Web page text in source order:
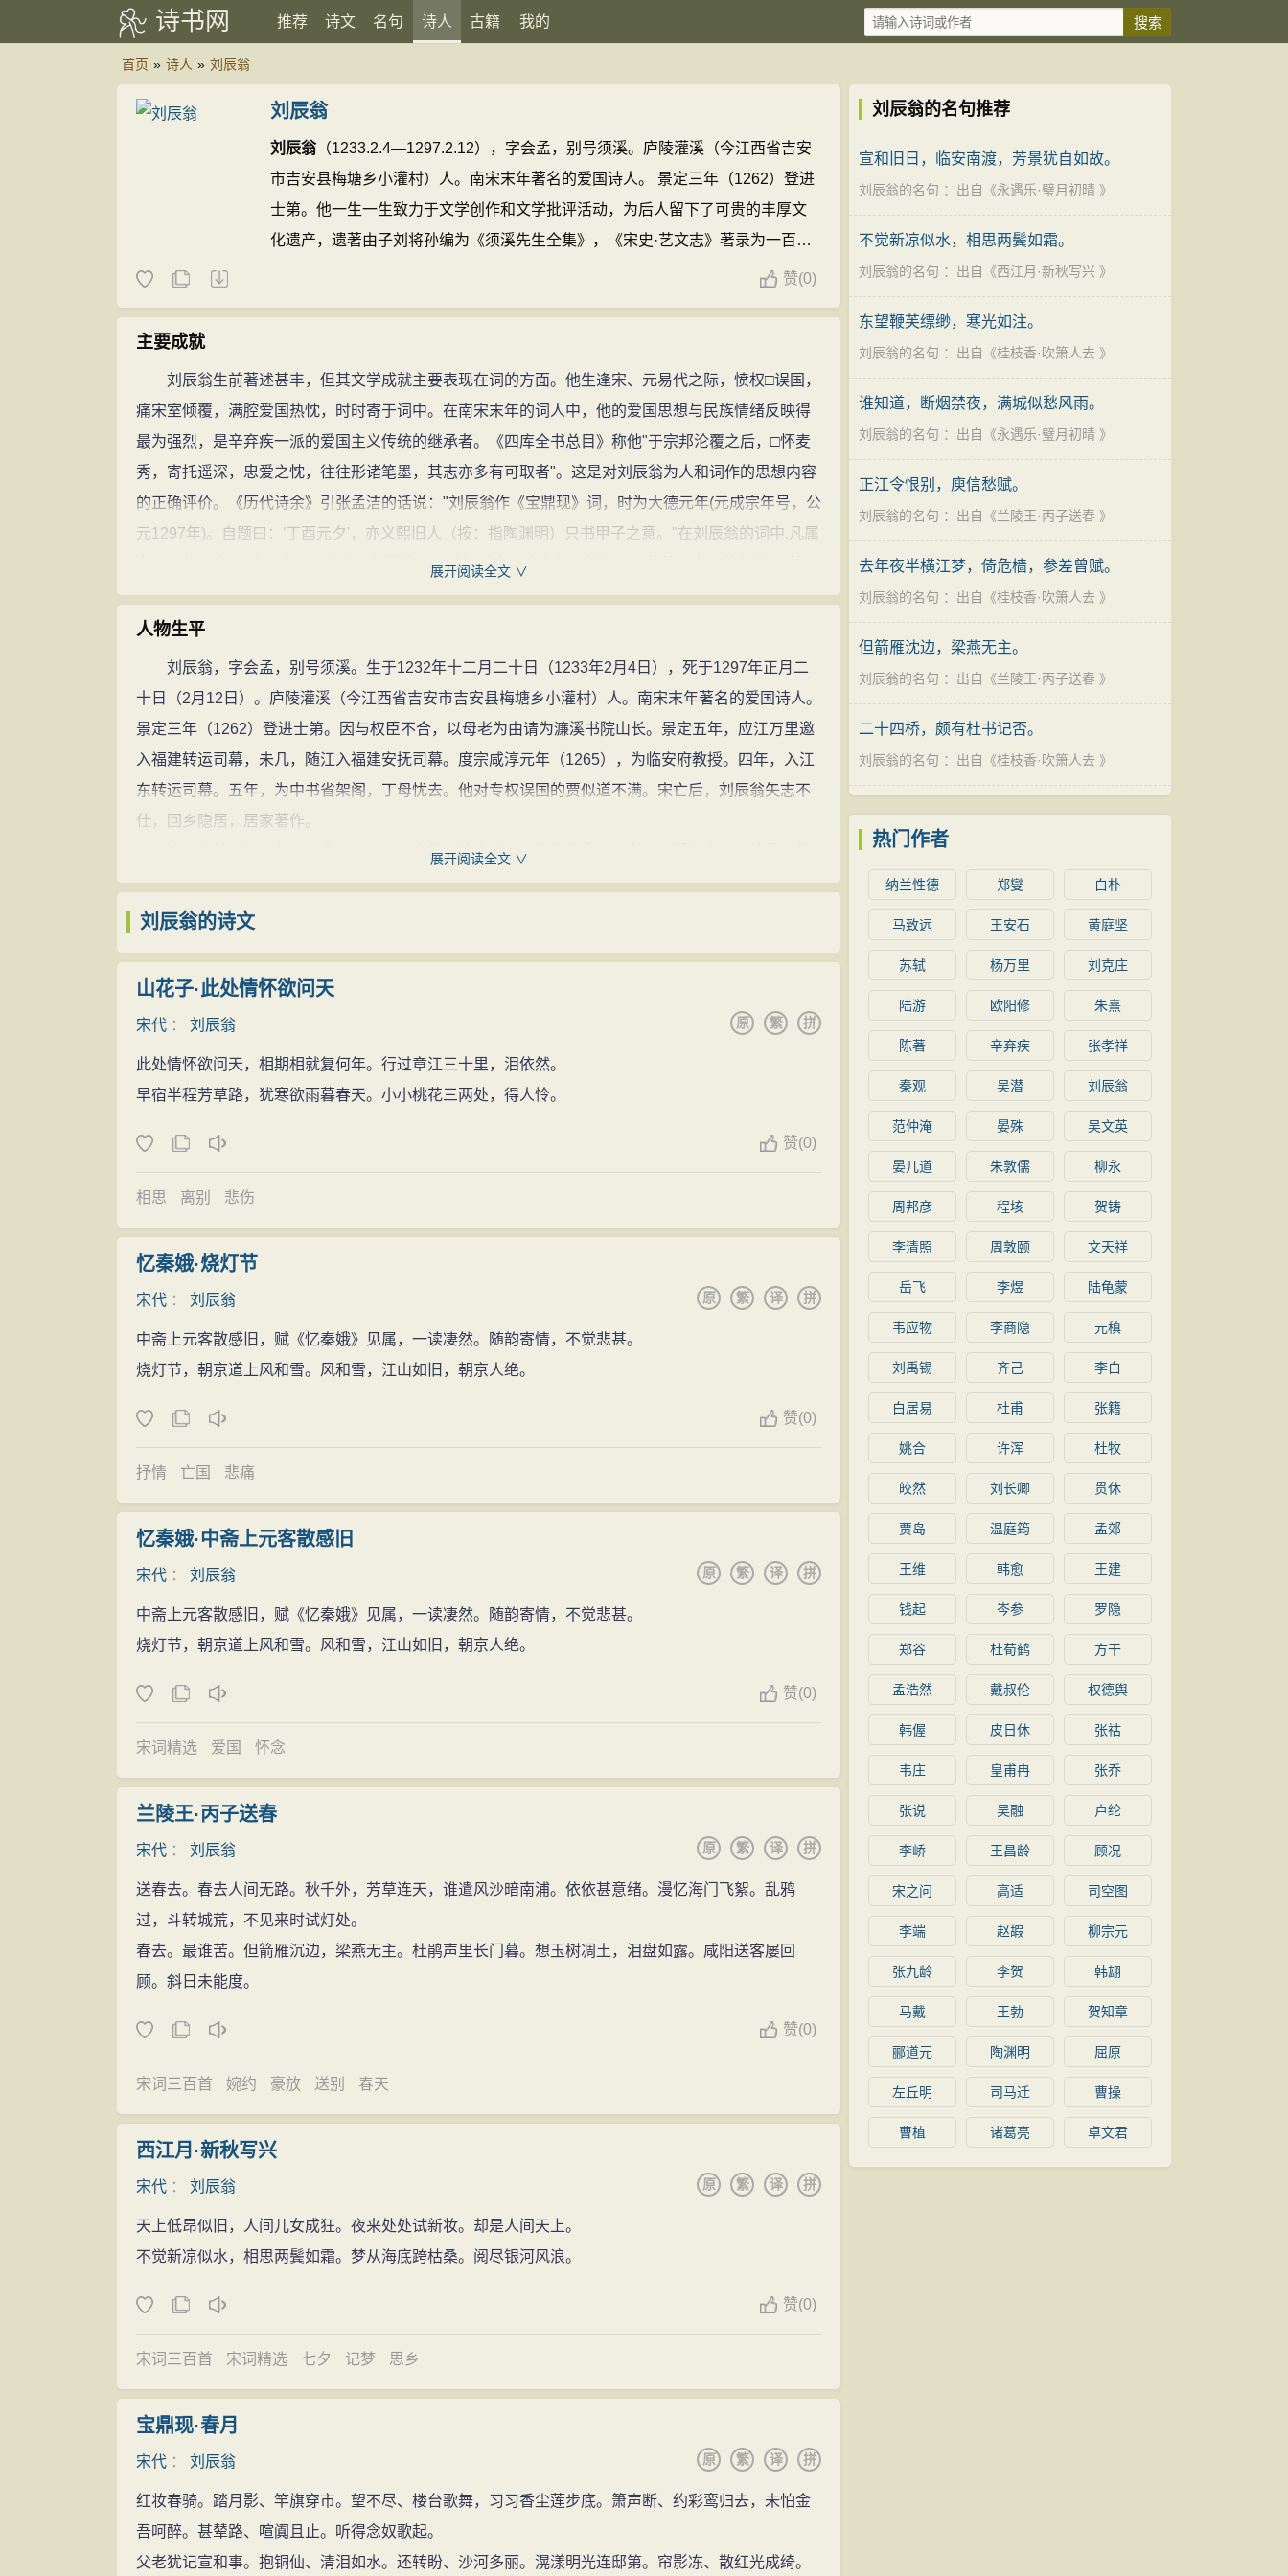
诗书网 推荐 诗文 名句 诗人 古籍 我的
首页 » 诗人 » 刘辰翁
刘辰翁
刘辰翁（1233.2.4—1297.2.12），字会孟，别号须溪。庐陵灌溪（今江西省吉安
市吉安县梅塘乡小灌村）人。南宋末年著名的爱国诗人。 景定三年（1262）登进
士第。他一生一生致力于文学创作和文学批评活动，为后人留下了可贵的丰厚文
化遗产，遗著由子刘将孙编为《须溪先生全集》，《宋史·艺文志》著录为一百
赞(0)
主要成就
刘辰翁生前著述甚丰，但其文学成就主要表现在词的方面。他生逢宋、元易代之际，愤权□误国，
痛宋室倾覆，满腔爱国热忱，时时寄于词中。在南宋末年的词人中，他的爱国思想与民族情绪反映得
最为强烈，是辛弃疾一派的爱国主义传统的继承者。《四库全书总目》称他"于宗邦沦覆之后，□怀麦
秀，寄托遥深，忠爱之忱，往往形诸笔墨，其志亦多有可取者"。这是对刘辰翁为人和词作的思想内容
的正确评价。《历代诗余》引张孟洁的话说："刘辰翁作《宝鼎现》词，时为大德元年(元成宗年号，公
元1297年)。自题曰：'丁酉元夕'，亦义熙旧人（按：指陶渊明）只书甲子之意。"在刘辰翁的词中,凡属
书甲子的词,都是暗示自己不承认元朝的统治，感怀时事、追念故国的作品。他的最有价值的作品,就是
这些感怀时事的爱国词。还在南宋亡国之前,他的某些词就强烈地反映了当时的社会现实。如〔六州歌
头〕一阕，题为《乙亥二月，贾平章似道督师至太平州鲁港,未见敌,鸣锣而溃。后半月闻报，赋此》。
这首词是就恭帝德□元年(1275)贾似道丧师败绩之事，直接抨击当时的腐败政治，对□臣误国表示了极
度的痛恨。尽管国事已不可收拾，他仍怀有报国杀敌的壮志，如〔念奴娇〕写道："吾年如此，更梦
里，犹作狼居胥意。"但他更多的爱国词则是写于宋亡之后，结合自己"乱后飘零独在"(〔临江仙〕)的
身世，抒发对故国、故土的眷念与哀思。如作于德□二年(1276)暮春的〔兰陵王〕《丙子送春》即是沉
痛悼惜当年二月临安陷落，宗社沦亡的佳作。此词通篇采用象征手法，用"春去"暗喻南宋的灭亡。清
人陈廷焯指出，此词"题是'送春'，词是悲宋，曲折说来，有多少眼泪"（《白雨斋词话》）。由于写得
阳，反复写伤春、送春，追和刘过的〔唐多令〕《重过武昌》至七首之多，这些都不是伤春悲秋的滥
调，而是深切地表达了作者眷恋故国故土的愁怀。如〔永遇乐〕词，小序云:"余自乙亥上元诵李易安
〔永遇乐〕,为之涕下。今三年矣。每闻此词，辄不自堪，遂依其声，又□之易安自喻。虽辞情不及，
而悲苦过之。"词中写李清照怀念"宣和旧日",但尚及"临安南渡，芳景犹自如故",而他所面临的却是"江
南无路"、"春事谁主"的亡国之境了。因而此词较之李清照词，的确"悲苦过之"。又如题作《春感》的
〔柳梢青〕，通过对故都美丽风光的追恋和对眼前"笛里番腔，街头戏鼓"的憎恶，表达了与〔永遇
刘辰翁词不同于其他南宋遗民的一味掩抑低徊、凄凄切切，而是表现出一种英雄失路的悲壮感
流于隐晦，也不假手雕琢，真挚自然，流畅生动，因而格外具有感人的力量。他的词能于沉痛悲苦中
透发出激越豪壮之气，如〔霜天晓角〕中的"老来无复味,老来无复泪",〔莺啼序〕中的"我狂最喜高歌
去,但高歌不是番腔底",〔忆秦娥〕中的"百年短短兴亡别，与君犹对当时月。当时月，照人烛泪，照人
梅发"等等。所以况周颐说："须溪词风格遒上似稼轩，情辞跌宕似遗山。有时意笔俱化，纯任天倪，
意态略似坡公。"（《蕙风词话》）
刘辰翁的诗文则"专以奇怪磊落为宗，务在艰涩其词，甚或至于不可句读"（《四库全书总
芳菲；无因化作千蝴蝶，西蜀东吴款款归",稍具情韵,兼含寄托。他在《陈生诗序》中曾认为诗歌题材
称名家"（《须溪集》），但自己却没能做到。他又是一位文学评论家，批点评选古人诗文有10种之
多。评点王维、杜甫、陆游等人的作品，时有中肯之处。但他喜欢标新立异，常常失之尖刻和琐屑。
尤其评杜诗每每舍其大而求其细。对同时代人汪元量的诗作，亦有批点评选。
有《须溪集》 100卷，久佚。清修《四库全书》时，采辑《永乐大典》所录记、序、杂考、诗、
词等作，厘为10卷。仍以《须溪集》为名。其8卷、9卷、10卷收词，约 350来首。有《豫章丛书》
本。朱孝臧《□村丛书》有《须溪词》1卷，补遗1卷。
展开阅读全文 ∨
人物生平
刘辰翁，字会孟，别号须溪。生于1232年十二月二十日（1233年2月4日），死于1297年正月二
十日（2月12日）。庐陵灌溪（今江西省吉安市吉安县梅塘乡小灌村）人。南宋末年著名的爱国诗人。
景定三年（1262）登进士第。因与权臣不合，以母老为由请为濂溪书院山长。景定五年，应江万里邀
入福建转运司幕，未几，随江入福建安抚司幕。度宗咸淳元年（1265），为临安府教授。四年，入江
东转运司幕。五年，为中书省架阁，丁母忧去。他对专权误国的贾似道不满。宋亡后，刘辰翁矢志不
仕，回乡隐居，居家著作。
清四库馆臣据《永乐大典》《天下同文集》等书所录，辑为十卷，另有《须溪先生四景诗集》传
世。《新元史》卷二三七、《宋季忠义录》卷一六有传。存词300余首。其现存作品大致情况是：文
249篇，诗205篇，词358篇，计812篇，数量仅为《须溪先生全集》的十分之一左右。
放风格，受苏东坡、辛弃疾的影响很深。辰翁的词对苏辛词派既是发扬又有创新，兼熔苏辛，扬其之
的影响。
刘辰翁还是一个著名的文学批评家。他一生勤于批点，所掇点者为：《班马异同评》三十五卷、
《校点韦苏州集》十卷、《批点孟浩然集》三卷、《批点选注杜工部》二十二卷、《评点唐王丞集》
七《哭须溪墓》，元成宗大德元年卒。
展开阅读全文 ∨
刘辰翁的诗文
山花子·此处情怀欲问天
宋代 ： 刘辰翁 拼
繁
原
此处情怀欲问天，相期相就复何年。行过章江三十里，泪依然。
早宿半程芳草路，犹寒欲雨暮春天。小小桃花三两处，得人怜。
赞(0)
相思 离别 悲伤
忆秦娥·烧灯节
宋代 ： 刘辰翁 拼
译
繁
原
中斋上元客散感旧，赋《忆秦娥》见属，一读凄然。随韵寄情，不觉悲甚。
烧灯节，朝京道上风和雪。风和雪，江山如旧，朝京人绝。
赞(0)
抒情 亡国 悲痛
忆秦娥·中斋上元客散感旧
宋代 ： 刘辰翁 拼
译
繁
原
中斋上元客散感旧，赋《忆秦娥》见属，一读凄然。随韵寄情，不觉悲甚。
烧灯节，朝京道上风和雪。风和雪，江山如旧，朝京人绝。
赞(0)
宋词精选 爱国 怀念
兰陵王·丙子送春
宋代 ： 刘辰翁 拼
译
繁
原
送春去。春去人间无路。秋千外，芳草连天，谁遣风沙暗南浦。依依甚意绪。漫忆海门飞絮。乱鸦
过，斗转城荒，不见来时试灯处。
春去。最谁苦。但箭雁沉边，梁燕无主。杜鹃声里长门暮。想玉树凋土，泪盘如露。咸阳送客屡回
顾。斜日未能度。
赞(0)
宋词三百首 婉约 豪放 送别 春天
西江月·新秋写兴
宋代 ： 刘辰翁 拼
译
繁
原
天上低昂似旧，人间儿女成狂。夜来处处试新妆。却是人间天上。
不觉新凉似水，相思两鬓如霜。梦从海底跨枯桑。阅尽银河风浪。
赞(0)
宋词三百首 宋词精选 七夕 记梦 思乡
宝鼎现·春月
宋代 ： 刘辰翁 拼
译
繁
原
红妆春骑。踏月影、竿旗穿市。望不尽、楼台歌舞，习习香尘莲步底。箫声断、约彩鸾归去，未怕金
吾呵醉。甚辇路、喧阗且止。听得念奴歌起。
父老犹记宣和事。抱铜仙、清泪如水。还转盼、沙河多丽。滉漾明光连邸第。帘影冻、散红光成绮。
刘辰翁的名句推荐
宣和旧日，临安南渡，芳景犹自如故。
刘辰翁的名句 ：出自《永遇乐·璧月初晴 》
不觉新凉似水，相思两鬓如霜。
刘辰翁的名句 ：出自《西江月·新秋写兴 》
东望鞭芙缥缈，寒光如注。
刘辰翁的名句 ：出自《桂枝香·吹箫人去 》
谁知道，断烟禁夜，满城似愁风雨。
刘辰翁的名句 ：出自《永遇乐·璧月初晴 》
正江令恨别，庾信愁赋。
刘辰翁的名句 ：出自《兰陵王·丙子送春 》
去年夜半横江梦，倚危樯，参差曾赋。
刘辰翁的名句 ：出自《桂枝香·吹箫人去 》
但箭雁沈边，梁燕无主。
刘辰翁的名句 ：出自《兰陵王·丙子送春 》
二十四桥，颇有杜书记否。
刘辰翁的名句 ：出自《桂枝香·吹箫人去 》
热门作者
纳兰性德 郑燮 白朴
马致远 王安石 黄庭坚
苏轼 杨万里 刘克庄
陆游 欧阳修 朱熹
陈著 辛弃疾 张孝祥
秦观 吴潜 刘辰翁
范仲淹 晏殊 吴文英
晏几道 朱敦儒 柳永
周邦彦 程垓 贺铸
李清照 周敦颐 文天祥
岳飞 李煜 陆龟蒙
韦应物 李商隐 元稹
刘禹锡 齐己 李白
白居易 杜甫 张籍
姚合 许浑 杜牧
皎然 刘长卿 贯休
贾岛 温庭筠 孟郊
王维 韩愈 王建
钱起 岑参 罗隐
郑谷 杜荀鹤 方干
孟浩然 戴叔伦 权德舆
韩偓 皮日休 张祜
韦庄 皇甫冉 张乔
张说 吴融 卢纶
李峤 王昌龄 顾况
宋之问 高适 司空图
李端 赵嘏 柳宗元
张九龄 李贺 韩翃
马戴 王勃 贺知章
郦道元 陶渊明 屈原
左丘明 司马迁 曹操
曹植 诸葛亮 卓文君